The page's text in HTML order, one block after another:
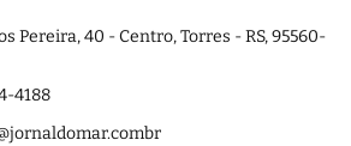
Pereira, 40 - Centro, Torres - RS, 95560-
4188